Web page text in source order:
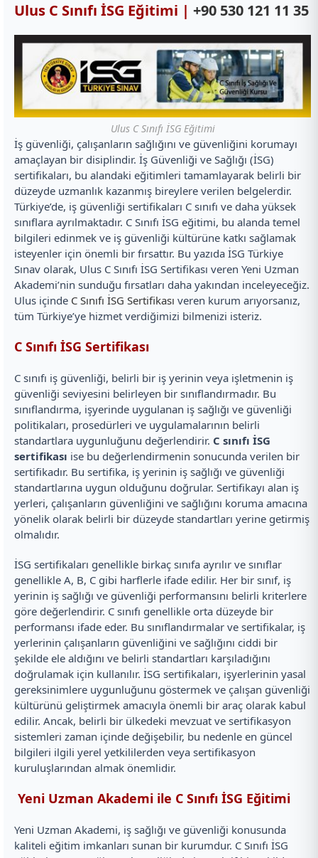
Ulus C Sınıfı İSG Eğitimi | +90 530 121 11 35
Ulus C Sınıfı İSG Eğitimi
İş güvenliği, çalışanların sağlığını ve güvenliğini korumayı
amaçlayan bir disiplindir. İş Güvenliği ve Sağlığı (İSG)
sertifikaları, bu alandaki eğitimleri tamamlayarak belirli bir
düzeyde uzmanlık kazanmış bireylere verilen belgelerdir.
Türkiye’de, iş güvenliği sertifikaları C sınıfı ve daha yüksek
sınıflara ayrılmaktadır. C Sınıfı İSG eğitimi, bu alanda temel
bilgileri edinmek ve iş güvenliği kültürüne katkı sağlamak
isteyenler için önemli bir fırsattır. Bu yazıda İSG Türkiye
Sınav olarak, Ulus C Sınıfı İSG Sertifikası veren Yeni Uzman
Akademi’nin sunduğu fırsatları daha yakından inceleyeceğiz.
Ulus içinde C Sınıfı İSG Sertifikası veren kurum arıyorsanız,
tüm Türkiye’ye hizmet verdiğimizi bilmenizi isteriz.
C Sınıfı İSG Sertifikası
C sınıfı iş güvenliği, belirli bir iş yerinin veya işletmenin iş
güvenliği seviyesini belirleyen bir sınıflandırmadır. Bu
sınıflandırma, işyerinde uygulanan iş sağlığı ve güvenliği
politikaları, prosedürleri ve uygulamalarının belirli
standartlara uygunluğunu değerlendirir. C sınıfı İSG
sertifikası ise bu değerlendirmenin sonucunda verilen bir
sertifikadır. Bu sertifika, iş yerinin iş sağlığı ve güvenliği
standartlarına uygun olduğunu doğrular. Sertifikayı alan iş
yerleri, çalışanların güvenliğini ve sağlığını koruma amacına
yönelik olarak belirli bir düzeyde standartları yerine getirmiş
olmalıdır.
İSG sertifikaları genellikle birkaç sınıfa ayrılır ve sınıflar
genellikle A, B, C gibi harflerle ifade edilir. Her bir sınıf, iş
yerinin iş sağlığı ve güvenliği performansını belirli kriterlere
göre değerlendirir. C sınıfı genellikle orta düzeyde bir
performansı ifade eder. Bu sınıflandırmalar ve sertifikalar, iş
yerlerinin çalışanların güvenliğini ve sağlığını ciddi bir
şekilde ele aldığını ve belirli standartları karşıladığını
doğrulamak için kullanılır. İSG sertifikaları, işyerlerinin yasal
gereksinimlere uygunluğunu göstermek ve çalışan güvenliği
kültürünü geliştirmek amacıyla önemli bir araç olarak kabul
edilir. Ancak, belirli bir ülkedeki mevzuat ve sertifikasyon
sistemleri zaman içinde değişebilir, bu nedenle en güncel
bilgileri ilgili yerel yetkililerden veya sertifikasyon
kuruluşlarından almak önemlidir.
Yeni Uzman Akademi ile C Sınıfı İSG Eğitimi
Yeni Uzman Akademi, iş sağlığı ve güvenliği konusunda
kaliteli eğitim imkanları sunan bir kurumdur. C Sınıfı İSG